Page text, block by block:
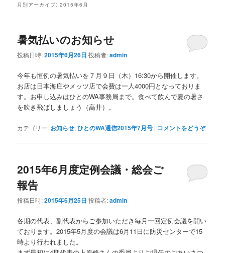
月別アーカイブ:2015年6月
暑気払いのお知らせ
投稿日時:2015年6月26日 投稿者:admin
今年も恒例の暑気払いを７月９日（木）16:30から開催します。
お店は日本海庄やメッツ店で会費は一人4000円となっておりま
す。お申し込みはひとのWA事務局まで。食べて飲んで夏の暑さ
を吹き飛ばしましょう（高井）。
カテゴリー: お知らせ,ひとのWA通信2015年7月号 | コメントをどうぞ
2015年6月度定例会議・総会ご
報告
投稿日時:2015年6月25日 投稿者:admin
各期の代表、副代表からご参加いただき毎月一回定例会議を開い
ております。2015年5月度の会議は6月11日に防災センターで15
時より行われました。